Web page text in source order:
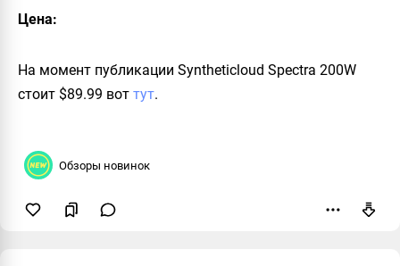
Цена:
На момент публикации Syntheticloud Spectra 200W
стоит $89.99 вот тут.
Обзоры новинок